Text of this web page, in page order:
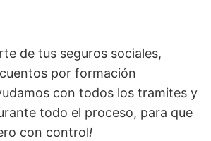
de tus seguros sociales,
por formación
con todos los tramites y
todo el proceso, para que
con control!